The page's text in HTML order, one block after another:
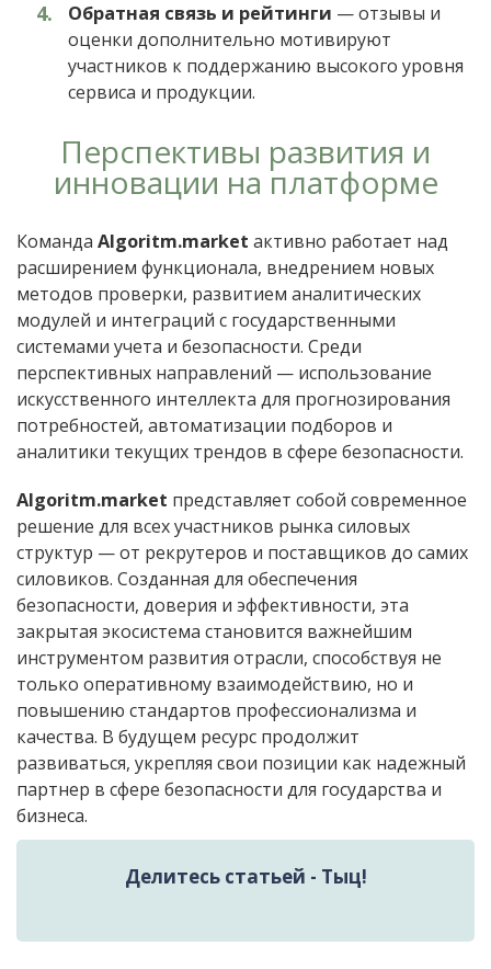
Обратная связь и рейтинги — отзывы и
оценки дополнительно мотивируют
участников к поддержанию высокого уровня
сервиса и продукции.
Перспективы развития и
инновации на платформе
Команда Algoritm.market активно работает над
расширением функционала, внедрением новых
методов проверки, развитием аналитических
модулей и интеграций с государственными
системами учета и безопасности. Среди
перспективных направлений — использование
искусственного интеллекта для прогнозирования
потребностей, автоматизации подборов и
аналитики текущих трендов в сфере безопасности.
Algoritm.market представляет собой современное
решение для всех участников рынка силовых
структур — от рекрутеров и поставщиков до самих
силовиков. Созданная для обеспечения
безопасности, доверия и эффективности, эта
закрытая экосистема становится важнейшим
инструментом развития отрасли, способствуя не
только оперативному взаимодействию, но и
повышению стандартов профессионализма и
качества. В будущем ресурс продолжит
развиваться, укрепляя свои позиции как надежный
партнер в сфере безопасности для государства и
бизнеса.
Делитесь статьей - Тыц!